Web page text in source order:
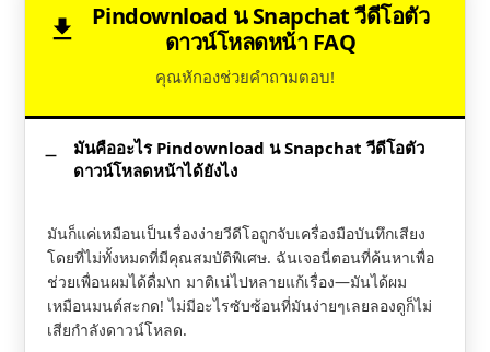
Pindownload น Snapchat วีดีโอตัว
ดาวน์โหลดหน้า FAQ
คุณหักองช่วยคำถามตอบ!
มันคืออะไร Pindownload น Snapchat วีดีโอตัว
ดาวน์โหลดหน้าได้ยังไง
มันก็แค่เหมือนเป็นเรื่องง่ายวีดีโอถูกจับเครื่องมือบันทึกเสียง
โดยที่ไม่ทั้งหมดที่มีคุณสมบัติพิเศษ. ฉันเจอนี่ตอนที่ค้นหาเพื่อ
ช่วยเพื่อนผมได้ดื่ม\n มาติเน่ไปหลายแก้เรื่อง—มันได้ผม
เหมือนมนต์สะกด! ไม่มีอะไรซับซ้อนที่มันง่ายๆเลยลองดูก็ไม่
เสียกำลังดาวน์โหลด.